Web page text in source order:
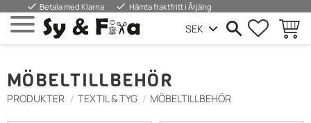
Menü
done Betala med Klarna done Hämta fraktfritt i Årjäng
MÖBELTILLBEHÖR
PRODUKTER TEXTIL & TYG MÖBELTILLBEHÖR